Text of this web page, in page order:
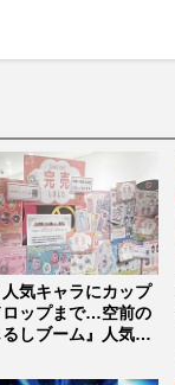
気キャラにカップ
ロップまで…空前の
るしブーム』人気の